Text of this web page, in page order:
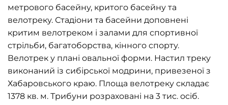
метрового басейну, критого басейну та
велотреку. Стадіони та басейни доповнені
критим велотреком і залами для спортивної
стрільби, багатоборства, кінного спорту.
Велотрек у плані овальної форми. Настил треку
виконаний із сибірської модрини, привезеної з
Хабаровського краю. Площа велотреку складає
1378 кв. м. Трибуни розраховані на 3 тис. осіб.